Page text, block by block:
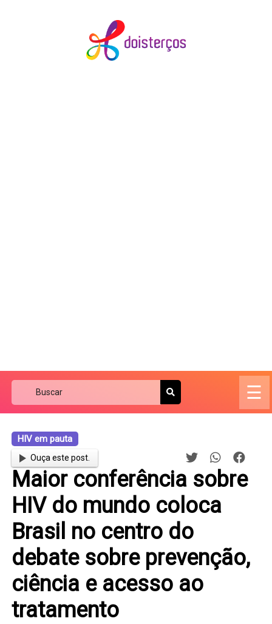
☰
HIV em pauta
Ouça este post.
Maior conferência sobre
HIV do mundo coloca
Brasil no centro do
debate sobre prevenção,
ciência e acesso ao
tratamento